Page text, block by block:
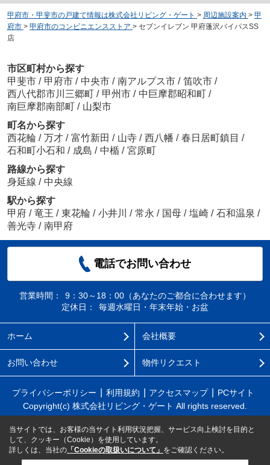
甲府市・甲斐市の戸建て情報は株式会社リビング・ゲート > 周辺施設案内 > 甲
府市 > 甲府市のコンビニエンスストア > セブンイレブン 甲府蓬沢バイパスSS
店
市区町村から探す
甲斐市 / 甲府市 / 中央市 / 南アルプス市 / 笛吹市 /
西八代郡市川三郷町 / 甲州市 / 中巨摩郡昭和町 /
南巨摩郡南部町 / 山梨市
町名から探す
西花輪 / 万才 / 富竹新田 / 山寺 / 西八幡 / 春日居町鎮目 /
石和町小石和 / 成島 / 中楯 / 宮原町
路線から探す
身延線 / 中央線
駅から探す
甲府 / 竜王 / 東花輪 / 小井川 / 常永 / 国母 / 塩崎 / 石和温泉 /
善光寺 / 南甲府
電話でお問い合わせ
営業時間：
9：30～18：00（あなたのご都合に合わせます）
定休日：
毎週水曜日・年末年始・お盆
ホーム 会社概要
お問い合わせ 物件リクエスト
プライバシーポリシー 利用規約 アクセスマップ
PCサイト
Copyright(c) 株式会社リビング・ゲート All rights reserved.
当サイトでは、お客様の当サイト利用状況把握、サービス向上検討を目的と
して、クッキー（Cookie）を使用しています。
詳しくは、当社の 「Cookieの取扱いについて」 をご確認ください。